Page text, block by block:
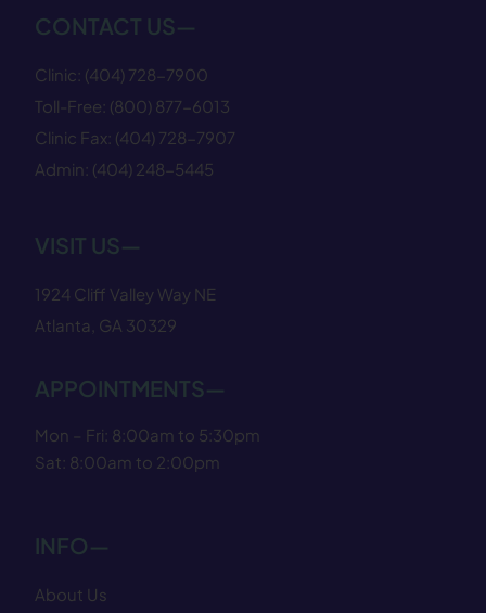
CONTACT US—
Clinic: (404) 728−7900
Toll-Free: (800) 877−6013
Clinic Fax: (404) 728−7907
Admin: (404) 248−5445
VISIT US—
1924 Cliff Valley Way NE
Atlanta, GA 30329
APPOINTMENTS—
Mon – Fri: 8:00am to 5:30pm
Sat: 8:00am to 2:00pm
INFO—
About Us